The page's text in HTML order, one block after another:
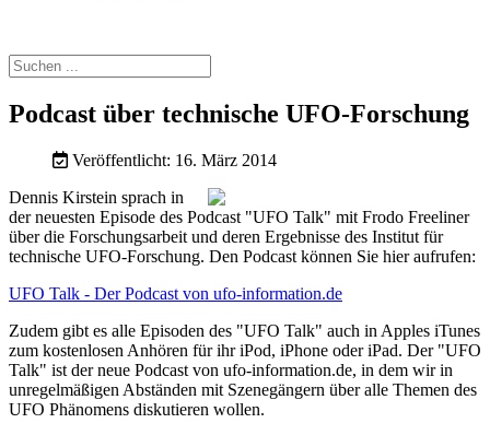
Podcast über technische UFO-Forschung
Veröffentlicht: 16. März 2014
Dennis Kirstein sprach in
der neuesten Episode des Podcast "UFO Talk" mit Frodo Freeliner
über die Forschungsarbeit und deren Ergebnisse des Institut für
technische UFO-Forschung. Den Podcast können Sie hier aufrufen:
UFO Talk - Der Podcast von ufo-information.de
Zudem gibt es alle Episoden des "UFO Talk" auch in Apples iTunes
zum kostenlosen Anhören für ihr iPod, iPhone oder iPad. Der "UFO
Talk" ist der neue Podcast von ufo-information.de, in dem wir in
unregelmäßigen Abständen mit Szenegängern über alle Themen des
UFO Phänomens diskutieren wollen.